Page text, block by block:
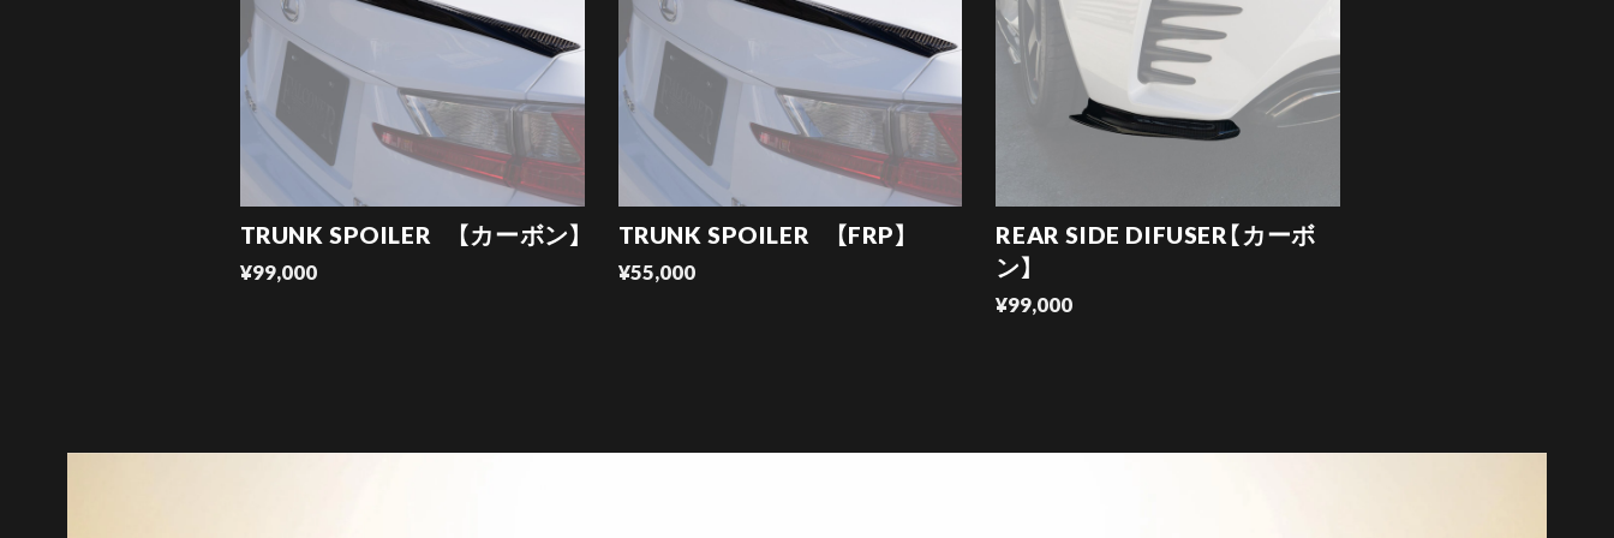
TRUNK SPOILER 【カーボン】
¥99,000
TRUNK SPOILER 【FRP】
¥55,000
REAR SIDE DIFUSER【カーボ
ン】
¥99,000